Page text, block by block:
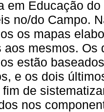
em Educação
no/do Campo.
os mapas
aos mesmos.
estão
e os dois
de
nos